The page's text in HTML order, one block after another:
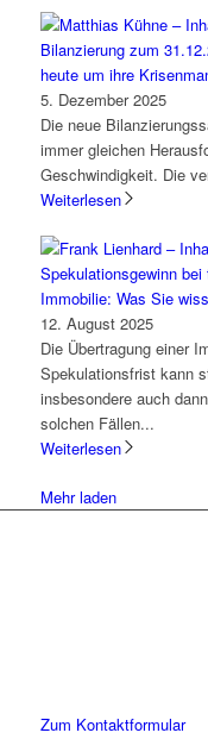
Bilanzierung zum
heute um ihre
5. Dezember 2025
Die neue
immer gleichen
Geschwindigkeit. Die
Weiterlesen
Spekulationsgewinn
Immobilie: Was Sie
12. August 2025
Die Übertragung einer
Spekulationsfrist kann
insbesondere auch
solchen Fällen...
Weiterlesen
Mehr laden
Zum Kontaktformular